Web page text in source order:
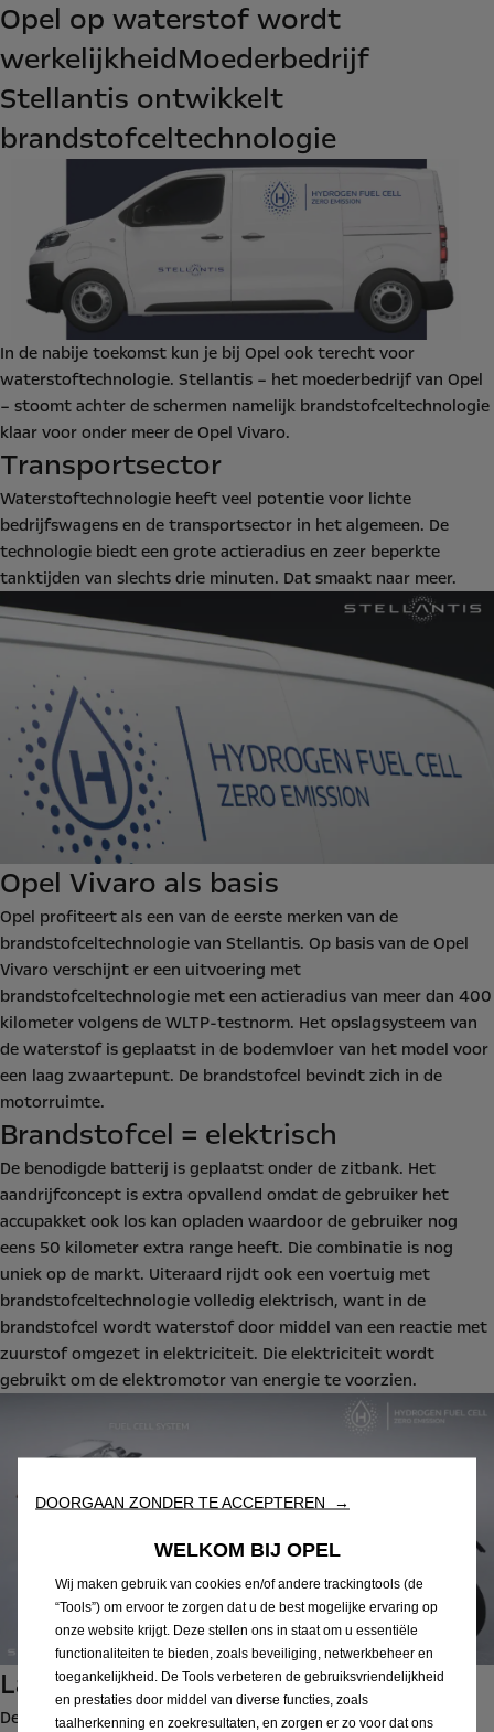
Opel op waterstof wordt
werkelijkheidMoederbedrijf
Stellantis ontwikkelt
brandstofceltechnologie
In de nabije toekomst kun je bij Opel ook terecht voor
waterstoftechnologie. Stellantis – het moederbedrijf van Opel
– stoomt achter de schermen namelijk brandstofceltechnologie
klaar voor onder meer de Opel Vivaro.
Transportsector
Waterstoftechnologie heeft veel potentie voor lichte
bedrijfswagens en de transportsector in het algemeen. De
technologie biedt een grote actieradius en zeer beperkte
tanktijden van slechts drie minuten. Dat smaakt naar meer.
Opel Vivaro als basis
Opel profiteert als een van de eerste merken van de
brandstofceltechnologie van Stellantis. Op basis van de Opel
Vivaro verschijnt er een uitvoering met
brandstofceltechnologie met een actieradius van meer dan 400
kilometer volgens de WLTP-testnorm. Het opslagsysteem van
de waterstof is geplaatst in de bodemvloer van het model voor
een laag zwaartepunt. De brandstofcel bevindt zich in de
motorruimte.
Brandstofcel = elektrisch
De benodigde batterij is geplaatst onder de zitbank. Het
aandrijfconcept is extra opvallend omdat de gebruiker het
accupakket ook los kan opladen waardoor de gebruiker nog
eens 50 kilometer extra range heeft. Die combinatie is nog
uniek op de markt. Uiteraard rijdt ook een voertuig met
brandstofceltechnologie volledig elektrisch, want in de
brandstofcel wordt waterstof door middel van een reactie met
zuurstof omgezet in elektriciteit. Die elektriciteit wordt
gebruikt om de elektromotor van energie te voorzien.
Laadvermogen
De Vivaro krijgt een vergelijkbaar laadvermogen als de
DOORGAAN ZONDER TE ACCEPTEREN →
WELKOM BIJ OPEL
Wij maken gebruik van cookies en/of andere trackingtools (de
“Tools”) om ervoor te zorgen dat u de best mogelijke ervaring op
onze website krijgt. Deze stellen ons in staat om u essentiële
functionaliteiten te bieden, zoals beveiliging, netwerkbeheer en
toegankelijkheid. De Tools verbeteren de gebruiksvriendelijkheid
en prestaties door middel van diverse functies, zoals
taalherkenning en zoekresultaten, en zorgen er zo voor dat ons